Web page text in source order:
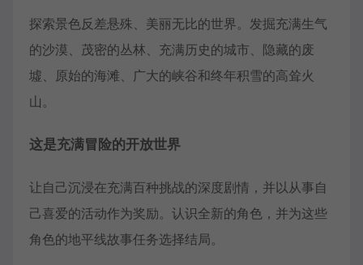
探索景色反差悬殊、美丽无比的世界。发掘充满生气
的沙漠、茂密的丛林、充满历史的城市、隐藏的废
墟、原始的海滩、广大的峡谷和终年积雪的高耸火
山。
这是充满冒险的开放世界
让自己沉浸在充满百种挑战的深度剧情，并以从事自
己喜爱的活动作为奖励。认识全新的角色，并为这些
角色的地平线故事任务选择结局。